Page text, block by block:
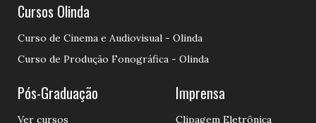
Cursos Olinda
Curso de Cinema e Audiovisual - Olinda
Curso de Produção Fonográfica - Olinda
Pós-Graduação
Ver cursos
Imprensa
Clipagem Eletrônica